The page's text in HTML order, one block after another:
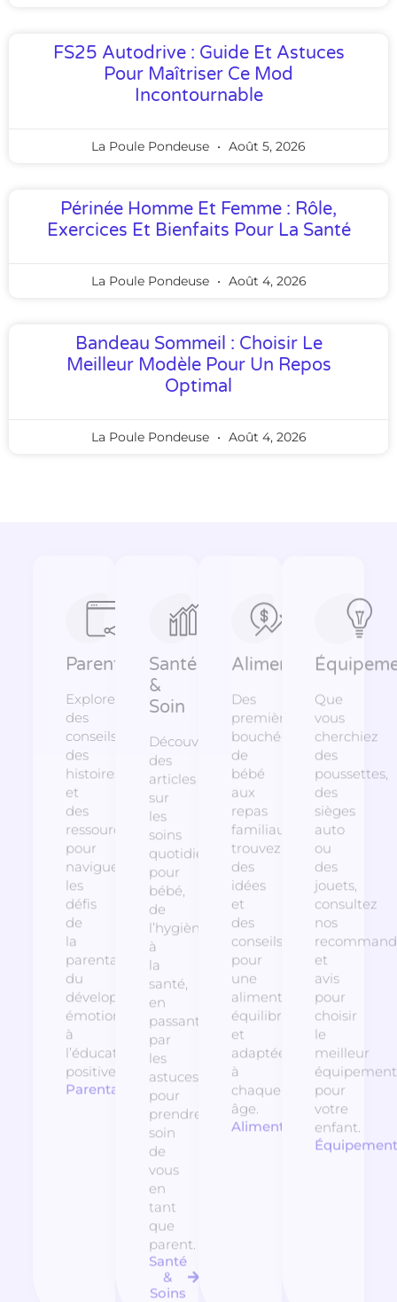
FS25 Autodrive : Guide Et Astuces
Pour Maîtriser Ce Mod
Incontournable
La Poule Pondeuse Août 5, 2026
Périnée Homme Et Femme : Rôle,
Exercices Et Bienfaits Pour La Santé
La Poule Pondeuse Août 4, 2026
Bandeau Sommeil : Choisir Le
Meilleur Modèle Pour Un Repos
Optimal
La Poule Pondeuse Août 4, 2026
Parentalité
Explorez
des
conseils,
des
histoires
et
des
ressources
pour
naviguer
les
défis
de
la
parentalité,
du
développement
émotionnel
à
l’éducation
positive.
Parentalité
Santé
&
Soin
Découvrez
des
articles
sur
les
soins
quotidiens
pour
bébé,
de
l’hygiène
à
la
santé,
en
passant
par
les
astuces
pour
prendre
soin
de
vous
en
tant
que
parent.
Santé
&
Soins
Alimentation
Des
premières
bouchées
de
bébé
aux
repas
familiaux,
trouvez
des
idées
et
des
conseils
pour
une
alimentation
équilibrée
et
adaptée
à
chaque
âge.
Alimentation
Que
vous
cherchiez
des
poussettes,
des
sièges
auto
ou
des
jouets,
consultez
nos
et
avis
pour
choisir
le
meilleur
équipement
pour
votre
enfant.
Équipement